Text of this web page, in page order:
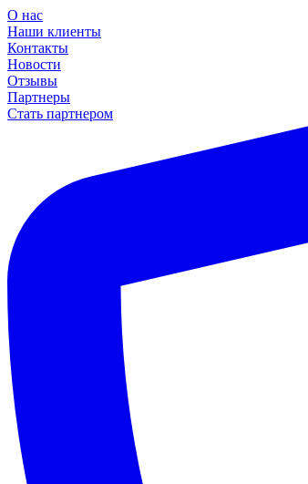
О нас
Наши клиенты
Контакты
Новости
Отзывы
Партнеры
Стать партнером